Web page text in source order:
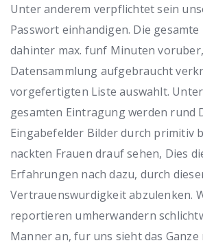
Unter anderem verpflichtet sein
Passwort einhandigen. Die
dahinter max. funf Minuten
Datensammlung aufgebraucht
vorgefertigten Liste auswahlt.
gesamten Eintragung werden rund
Eingabefelder Bilder durch primitiv
nackten Frauen drauf sehen, Dies
Erfahrungen nach dazu, durch
Vertrauenswurdigkeit abzulenken.
reportieren umherwandern
Manner an, fur uns sieht das